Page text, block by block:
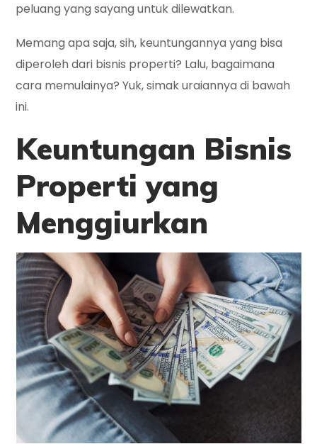
peluang yang sayang untuk dilewatkan.
Memang apa saja, sih, keuntungannya yang bisa
diperoleh dari bisnis properti? Lalu, bagaimana
cara memulainya? Yuk, simak uraiannya di bawah
ini.
Keuntungan Bisnis
Properti yang
Menggiurkan